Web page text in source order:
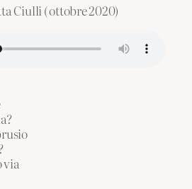
Ciulli ( ottobre 2020)
via